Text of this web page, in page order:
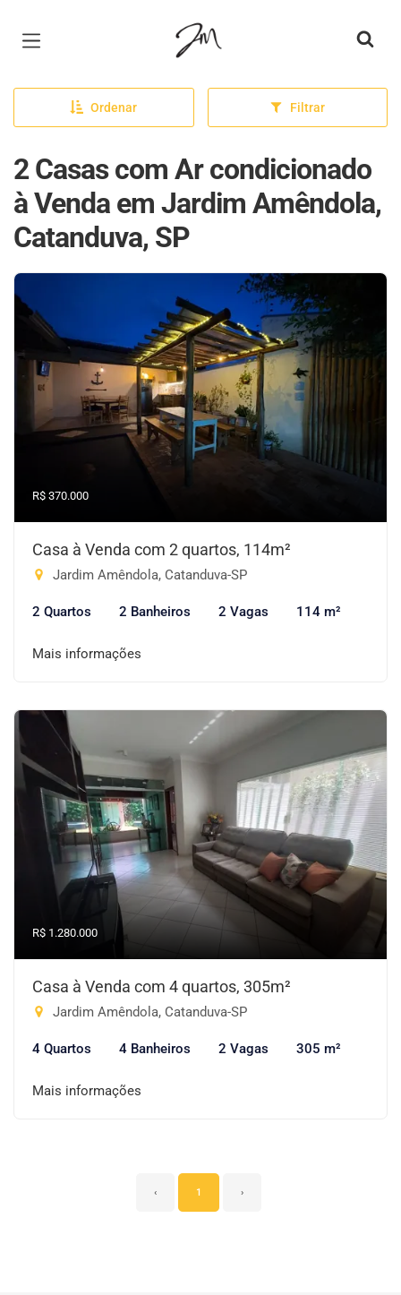
Página inicial
Ordenar Filtrar
2 Casas com Ar condicionado
à Venda em Jardim Amêndola,
Catanduva, SP
R$ 370.000
Casa à Venda com 2 quartos, 114m²
Jardim Amêndola, Catanduva-SP
2 Quartos 2 Banheiros 2 Vagas 114 m²
Mais informações
R$ 1.280.000
Casa à Venda com 4 quartos, 305m²
Jardim Amêndola, Catanduva-SP
4 Quartos 4 Banheiros 2 Vagas 305 m²
Mais informações
‹ 1 ›